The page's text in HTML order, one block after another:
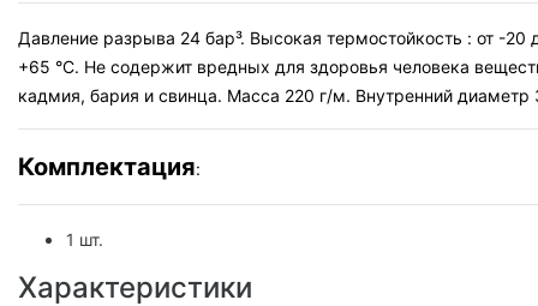
Давление разрыва 24 бар³. Высокая термостойкость : от -20
+65 °С. Не содержит вредных для здоровья человека
кадмия, бария и свинца. Масса 220 г/м. Внутренний диаметр
Комплектация:
1 шт.
Характеристики